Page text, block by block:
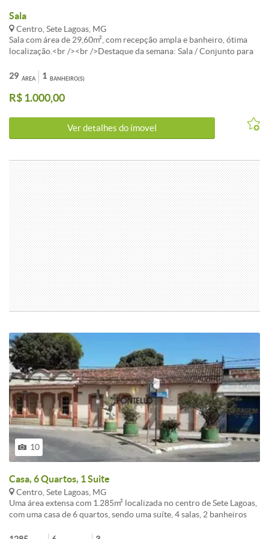
Sala
Centro, Sete Lagoas, MG
Sala com área de 29,60m², com recepção ampla e banheiro, ótima
localização.<br /><br />Destaque da semana: Sala / Conjunto para
apresenta 1 banheiros e área total de 29m². Uma excelente escolha
para quem valoriza localização e qualidade de vida em Sete Lagoas.
<br /><br />Agende uma visita para conhecer este Sala / Conjunto
ÁREA
29 BANHEIRO(S)
1
R$ 1.000,00
Ver detalhes do ímovel
10
Casa, 6 Quartos, 1 Suite
Centro, Sete Lagoas, MG
Uma área extensa com 1.285m² localizada no centro de Sete Lagoas,
com uma casa de 6 quartos, sendo uma suíte, 4 salas, 2 banheiros